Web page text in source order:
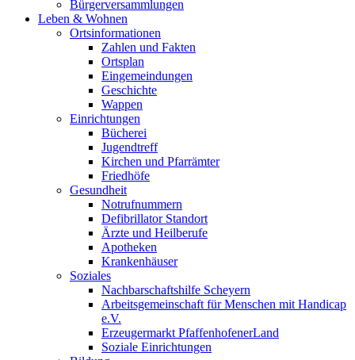
Bürgerversammlungen
Leben & Wohnen
Ortsinformationen
Zahlen und Fakten
Ortsplan
Eingemeindungen
Geschichte
Wappen
Einrichtungen
Bücherei
Jugendtreff
Kirchen und Pfarrämter
Friedhöfe
Gesundheit
Notrufnummern
Defibrillator Standort
Ärzte und Heilberufe
Apotheken
Krankenhäuser
Soziales
Nachbarschaftshilfe Scheyern
Arbeitsgemeinschaft für Menschen mit Handicap
e.V.
Erzeugermarkt PfaffenhofenerLand
Soziale Einrichtungen